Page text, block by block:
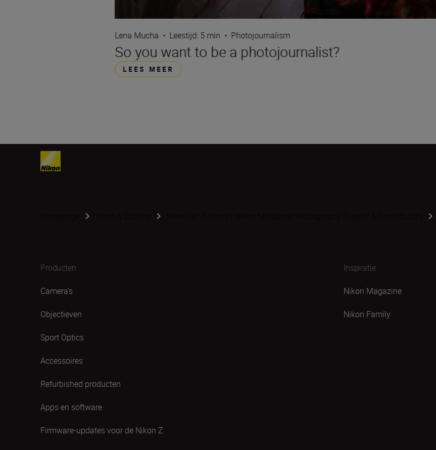
Lena Mucha • Leestijd: 5 min • Photojournalism
So you want to be a photojournalist?
LEES MEER
Producten
Camera's
Objectieven
Sport Optics
Accessoires
Refurbished producten
Apps en software
Firmware-updates voor de Nikon Z
Inspiratie
Nikon Magazine
Nikon Family